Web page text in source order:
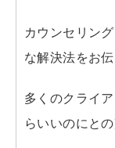
カウンセリン
な解決法をお
多くのクライ
らいいのにと